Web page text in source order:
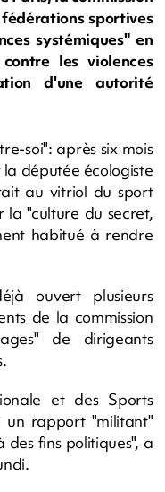
sportives
systémiques" en
les violences
d'une autorité
soi": après six mois
députée écologiste
au vitriol du sport
la "culture du secret,
habitué à rendre
ouvert plusieurs
de la commission
de dirigeants
et des Sports
un rapport "militant"
des fins politiques", a